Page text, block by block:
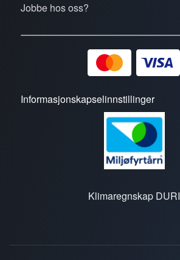
Jobbe hos oss?
Informasjonskapselinnstillinger
Klimaregnskap DURI